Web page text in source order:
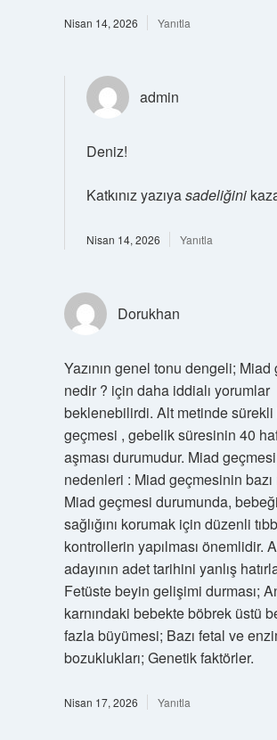
Nisan 14, 2026 Yanıtla
admin
Deniz!
Katkınız yazıyasadeliğini
Nisan 14, 2026 Yanıtla
Dorukhan
Yazının genel tonu dengeli; Miad
nedir ? için daha iddialı yorumlar
beklenebilirdi. Alt metinde sürekli
geçmesi , gebelik süresinin 40
aşması durumudur. Miad
nedenleri : Miad geçmesinin bazı
Miad geçmesi durumunda,
sağlığını korumak için düzenli
kontrollerin yapılması önemlidir.
adayının adet tarihini yanlış
Fetüste beyin gelişimi durması;
karnındaki bebekte böbrek üstü
fazla büyümesi; Bazı fetal ve
bozuklukları; Genetik faktörler.
Nisan 17, 2026 Yanıtla